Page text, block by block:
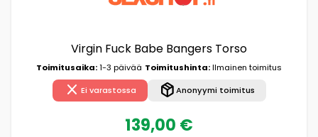
Virgin Fuck Babe Bangers Torso
Toimitusaika:1-3 päivää Toimitushinta:Ilmainen toimitus
close Ei varastossa package_2Anonyymi toimitus
139,00 €